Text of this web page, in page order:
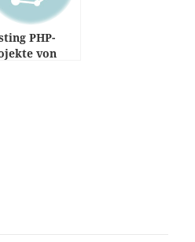
PHP-
von